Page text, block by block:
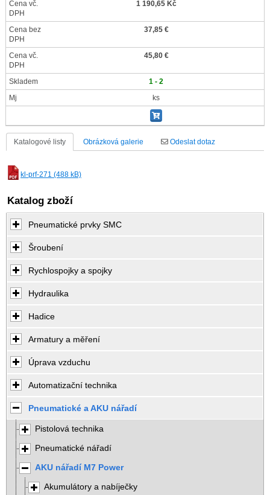
Cena vč.
DPH
1 190,65 Kč
Cena bez
DPH
37,85 €
Cena vč.
DPH
45,80 €
Skladem
1 - 2
Mj
ks
Katalogové listy Obrázková galerie Odeslat dotaz
kl-prf-271 (488 kB)
Katalog zboží
Pneumatické prvky SMC
Šroubení
Rychlospojky a spojky
Hydraulika
Hadice
Armatury a měření
Úprava vzduchu
Automatizační technika
Pneumatické a AKU nářadí
Pistolová technika
Pneumatické nářadí
AKU nářadí M7 Power
Akumulátory a nabíječky